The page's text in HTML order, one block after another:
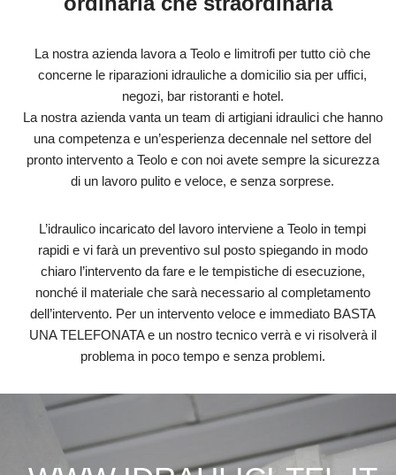
La nostra azienda lavora a Teolo e limitrofi per tutto ciò che
concerne le riparazioni idrauliche a domicilio sia per uffici,
negozi, bar ristoranti e hotel.
La nostra azienda vanta un team di artigiani idraulici che hanno
una competenza e un’esperienza decennale nel settore del
pronto intervento a Teolo e con noi avete sempre la sicurezza
di un lavoro pulito e veloce, e senza sorprese.
L’idraulico incaricato del lavoro interviene a Teolo in tempi
rapidi e vi farà un preventivo sul posto spiegando in modo
chiaro l’intervento da fare e le tempistiche di esecuzione,
nonché il materiale che sarà necessario al completamento
dell’intervento. Per un intervento veloce e immediato BASTA
UNA TELEFONATA e un nostro tecnico verrà e vi risolverà il
problema in poco tempo e senza problemi.